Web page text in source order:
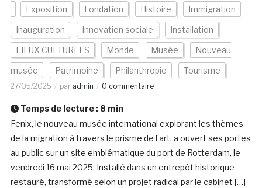
Exposition Fondation Histoire Immigration
Inauguration Innovation sociale Installation
LIEUX CULTURELS Monde Musée Nouveau
musée Patrimoine Philanthropie Tourisme
27/05/2025 par admin 0 commentaire
Temps de lecture : 8 min
Fenix, le nouveau musée international explorant les thèmes
de la migration à travers le prisme de l’art, a ouvert ses portes
au public sur un site emblématique du port de Rotterdam, le
vendredi 16 mai 2025. Installé dans un entrepôt historique
restauré, transformé selon un projet radical par le cabinet […]